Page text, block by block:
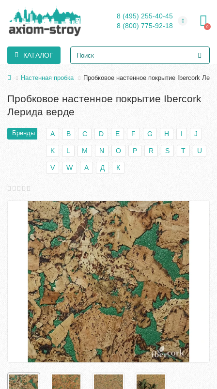
8 (495) 255-40-45
8 (800) 775-92-18
0
КАТАЛОГ
Настенная пробка Пробковое настенное покрытие Ibercork
Пробковое настенное покрытие Ibercork
Лерида верде
Бренды A B C D E F G H I J
K L M N O P R S T U
V W А Д К